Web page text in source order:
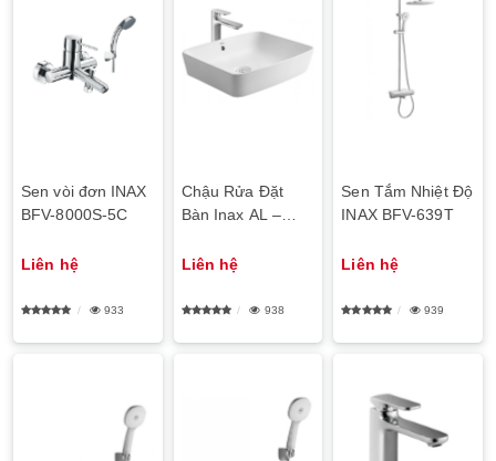
Sen vòi đơn INAX
BFV-8000S-5C
Liên hệ
933
Chậu Rửa Đặt
Bàn Inax AL –
Liên hệ
938
Sen Tắm Nhiệt Độ
INAX BFV-639T
Liên hệ
939